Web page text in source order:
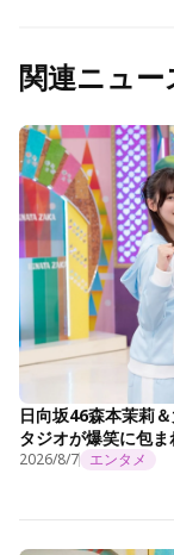
関連ニュー
日向坂46森本茉莉
タジオが爆笑に包
2026/8/7 エンタメ